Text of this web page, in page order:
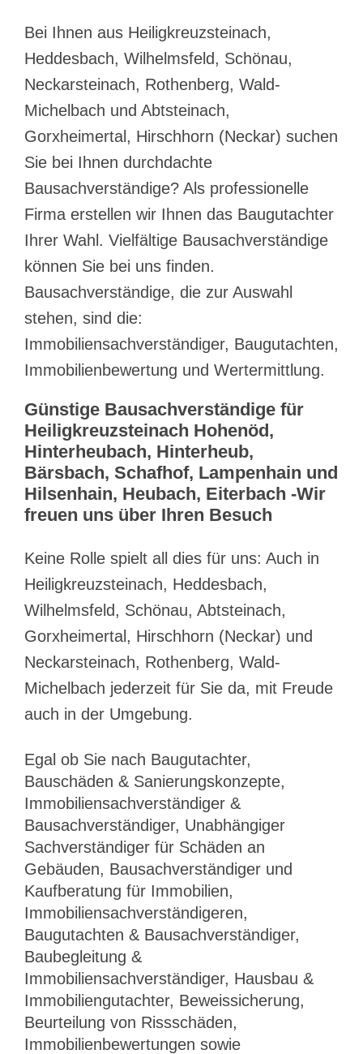
Bei Ihnen aus Heiligkreuzsteinach,
Heddesbach, Wilhelmsfeld, Schönau,
Neckarsteinach, Rothenberg, Wald-
Michelbach und Abtsteinach,
Gorxheimertal, Hirschhorn (Neckar) suchen
Sie bei Ihnen durchdachte
Bausachverständige? Als professionelle
Firma erstellen wir Ihnen das Baugutachter
Ihrer Wahl. Vielfältige Bausachverständige
können Sie bei uns finden.
Bausachverständige, die zur Auswahl
stehen, sind die:
Immobiliensachverständiger, Baugutachten,
Immobilienbewertung und Wertermittlung.
Günstige Bausachverständige für
Heiligkreuzsteinach Hohenöd,
Hinterheubach, Hinterheub,
Bärsbach, Schafhof, Lampenhain und
Hilsenhain, Heubach, Eiterbach -Wir
freuen uns über Ihren Besuch
Keine Rolle spielt all dies für uns: Auch in
Heiligkreuzsteinach, Heddesbach,
Wilhelmsfeld, Schönau, Abtsteinach,
Gorxheimertal, Hirschhorn (Neckar) und
Neckarsteinach, Rothenberg, Wald-
Michelbach jederzeit für Sie da, mit Freude
auch in der Umgebung.
Egal ob Sie nach Baugutachter,
Bauschäden & Sanierungskonzepte,
Immobiliensachverständiger &
Bausachverständiger, Unabhängiger
Sachverständiger für Schäden an
Gebäuden, Bausachverständiger und
Kaufberatung für Immobilien,
Immobiliensachverständigeren,
Baugutachten & Bausachverständiger,
Baubegleitung &
Immobiliensachverständiger, Hausbau &
Immobiliengutachter, Beweissicherung,
Beurteilung von Rissschäden,
Immobilienbewertungen sowie